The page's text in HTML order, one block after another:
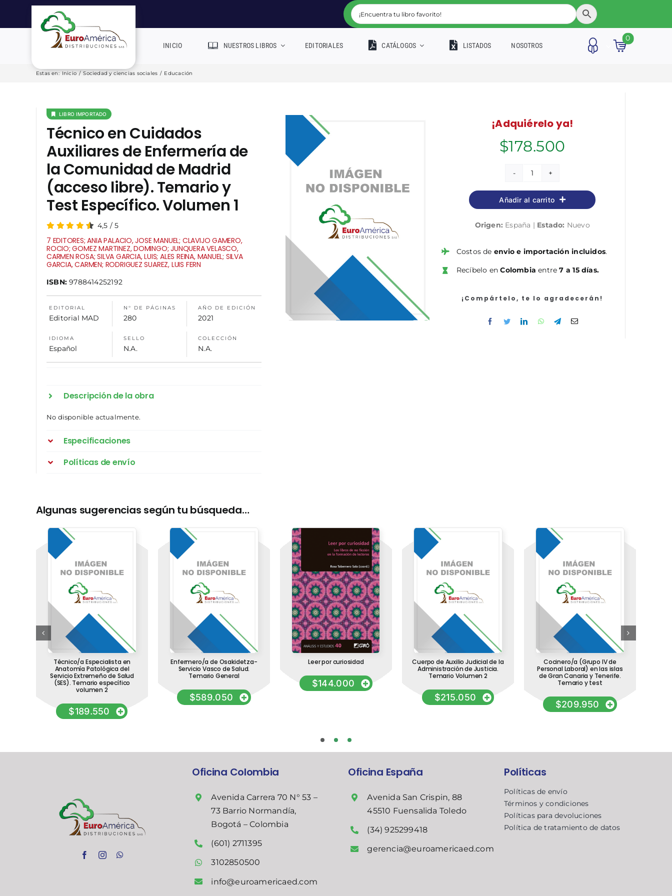
contenido
INICIO NUESTROS LIBROS EDITORIALES CATÁLOGOS LISTADOS NOSOTROS
0
Estas en: Inicio / Sociedad y ciencias sociales / Educación
LIBRO IMPORTADO
Técnico en Cuidados
Auxiliares de Enfermería de
la Comunidad de Madrid
(acceso libre). Temario y
Test Específico. Volumen 1
4,5 /5
7 EDITORES; ANIA PALACIO, JOSE MANUEL; CLAVIJO GAMERO,
ROCIO; GOMEZ MARTINEZ, DOMINGO; JUNQUERA VELASCO,
CARMEN ROSA; SILVA GARCIA, LUIS; ALES REINA, MANUEL; SILVA
GARCIA, CARMEN; RODRIGUEZ SUAREZ, LUIS FERN
ISBN:9788414252192
EDITORIAL
Editorial MAD
N° DE PÁGINAS
280
AÑO DE EDICIÓN
2021
IDIOMA
Español
SELLO
N.A.
COLECCIÓN
N.A.
Descripción de la obra
No disponible actualmente.
Especificaciones
Políticas de envío
¡Adquiérelo ya!
$178.500
Técnico
en
Cuidados
de
de
Comunidad
Madrid
libre).
Añadir al carrito
Origen: España | Estado: Nuevo
Costos de envio e importación incluidos.
Recíbelo enColombia entre7 a 15 días.
¡Compártelo, te lo agradecerán!
Algunas sugerencias según tu búsqueda…
Técnico/a Especialista en
Anatomía Patológica del
Servicio Extremeño de Salud
(SES). Temario específico
volumen 2
$189.550
Enfermero/a de Osakidetza-
Servicio Vasco de Salud.
Temario General
$589.050
Leer por curiosidad
$144.000
Cuerpo de Auxilio Judicial de la
Administración de Justicia.
Temario Volumen 2
$215.050
Cocinero/a (Grupo IV de
Personal Laboral) en las islas
de Gran Canaria y Tenerife.
Temario y test
$209.950
Oficina Colombia
Avenida Carrera 70 N° 53 –
73 Barrio Normandía,
Bogotá – Colombia
(601) 2711395
3102850500
info@euroamericaed.com
Oficina España
Avenida San Crispin, 88
45510 Fuensalida Toledo
(34) 925299418
gerencia@euroamericaed.com
Políticas
Políticas de envío
Términos y condiciones
Políticas para devoluciones
Política de tratamiento de datos